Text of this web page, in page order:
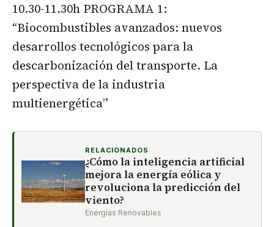
10.30-11.30h PROGRAMA 1:
“Biocombustibles avanzados: nuevos
desarrollos tecnológicos para la
descarbonización del transporte. La
perspectiva de la industria
multienergética”
RELACIONADOS
¿Cómo la inteligencia artificial
mejora la energía eólica y
revoluciona la predicción del
viento?
Energías Renovables